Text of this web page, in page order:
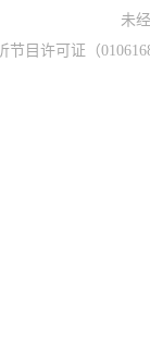
未
节目许可证（0106168